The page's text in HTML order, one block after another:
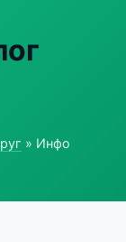
» Инфо